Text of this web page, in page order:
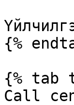
{%
{% tab
Call